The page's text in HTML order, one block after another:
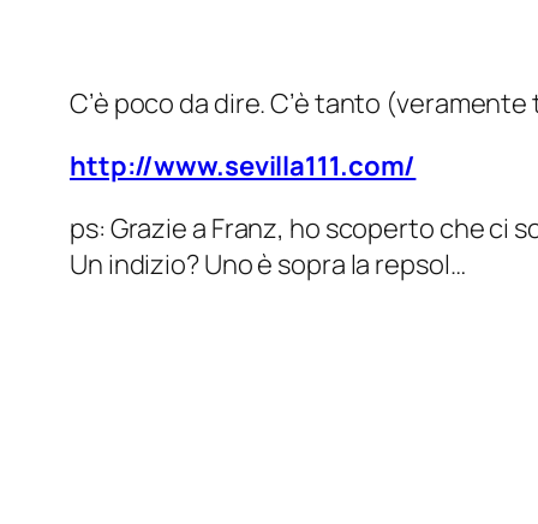
C’è poco da dire. C’è tanto
http://www.sevilla111.com/
ps: Grazie a Franz, ho scoperto che ci
Un indizio? Uno è sopra la repsol…